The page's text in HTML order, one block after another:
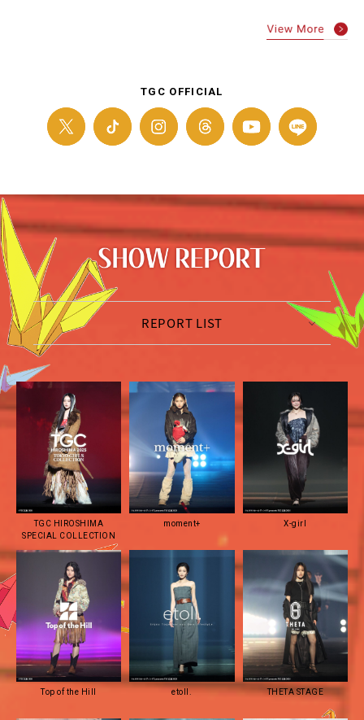
TGC OFFICIAL
REPORT LIST
TGC HIROSHIMA
SPECIAL COLLECTION
moment+ X-girl
Top of the Hill etoll. THETA STAGE